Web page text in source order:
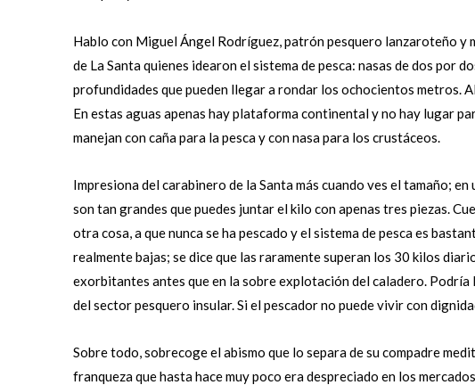
Hablo con Miguel Ángel Rodríguez, patrón pesquero lanzaroteño y
de La Santa quienes idearon el sistema de pesca: nasas de dos por
profundidades que pueden llegar a rondar los ochocientos metros.
En estas aguas apenas hay plataforma continental y no hay lugar
manejan con caña para la pesca y con nasa para los crustáceos.
Impresiona del carabinero de la Santa más cuando ves el tamaño;
son tan grandes que puedes juntar el kilo con apenas tres piezas.
otra cosa, a que nunca se ha pescado y el sistema de pesca es
realmente bajas; se dice que las raramente superan los 30 kilos
exorbitantes antes que en la sobre explotación del caladero.
del sector pesquero insular. Si el pescador no puede vivir con
Sobre todo, sobrecoge el abismo que lo separa de su compadre
franqueza que hasta hace muy poco era despreciado en los